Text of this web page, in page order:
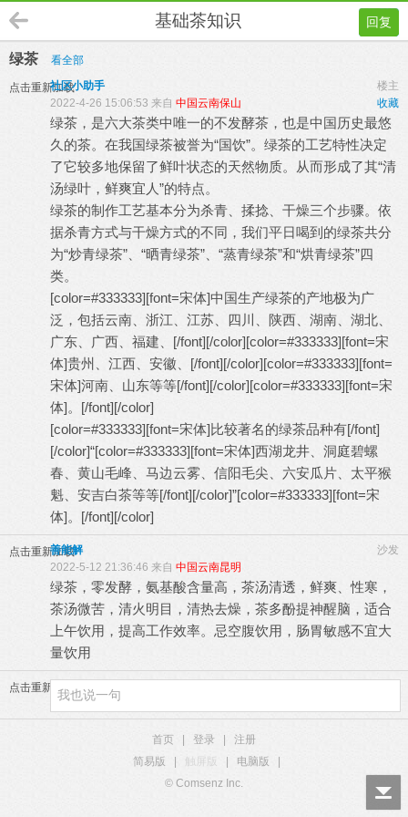
回复
基础茶知识
绿茶 看全部
点击重新加载 楼主
社区小助手
收藏
2022-4-26 15:06:53 来自 中国云南保山
绿茶，是六大茶类中唯一的不发酵茶，也是中国历史最悠
久的茶。在我国绿茶被誉为“国饮”。绿茶的工艺特性决定
了它较多地保留了鲜叶状态的天然物质。从而形成了其“清
汤绿叶，鲜爽宜人”的特点。
绿茶的制作工艺基本分为杀青、揉捻、干燥三个步骤。依
据杀青方式与干燥方式的不同，我们平日喝到的绿茶共分
为“炒青绿茶”、“晒青绿茶”、“蒸青绿茶”和“烘青绿茶”四
类。
[color=#333333][font=宋体]中国生产绿茶的产地极为广
泛，包括云南、浙江、江苏、四川、陕西、湖南、湖北、
广东、广西、福建、[/font][/color][color=#333333][font=宋
体]贵州、江西、安徽、[/font][/color][color=#333333][font=
宋体]河南、山东等等[/font][/color][color=#333333][font=宋
体]。[/font][/color]
[color=#333333][font=宋体]比较著名的绿茶品种有[/font]
[/color]“[color=#333333][font=宋体]西湖龙井、洞庭碧螺
春、黄山毛峰、马边云雾、信阳毛尖、六安瓜片、太平猴
魁、安吉白茶等等[/font][/color]”[color=#333333][font=宋
体]。[/font][/color]
点击重新加载 沙发
善能解
2022-5-12 21:36:46 来自 中国云南昆明
绿茶，零发酵，氨基酸含量高，茶汤清透，鲜爽、性寒，
茶汤微苦，清火明目，清热去燥，茶多酚提神醒脑，适合
上午饮用，提高工作效率。忌空腹饮用，肠胃敏感不宜大
量饮用
点击重新加载
首页 登录
注册
简易版
触屏版 电脑版
© Comsenz Inc.